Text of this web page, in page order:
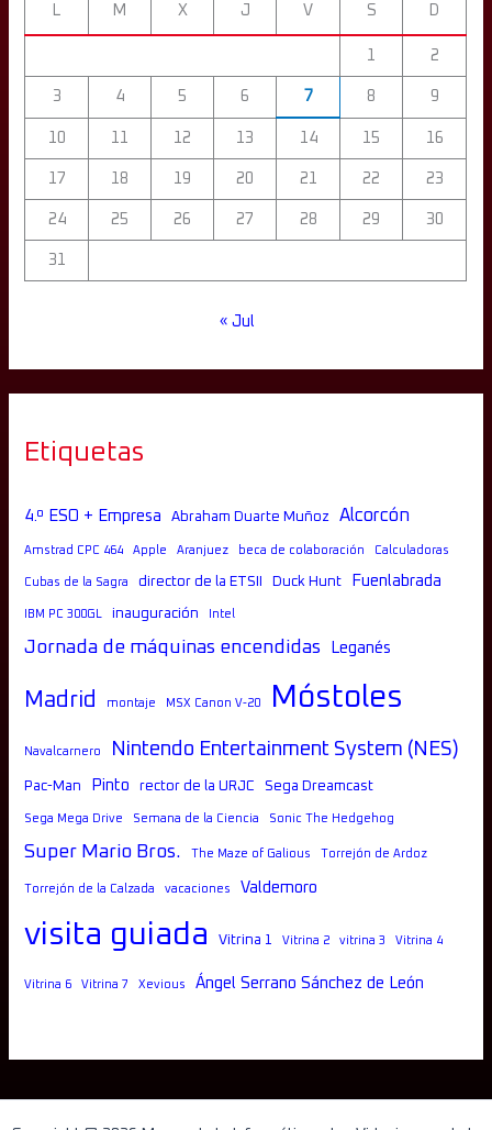
M X J V S D
2
3 4 5 6 7 8 9
10 12 13 14 15 16
17 18 19 20 21 22 23
24 25 26 27 28 29 30
31
« Jul
Etiquetas
4.º ESO + Empresa Abraham Duarte Muñoz Alcorcón
Amstrad CPC 464 Apple Aranjuez beca de colaboración Calculadoras
Cubas de la Sagra director de la ETSII Duck Hunt Fuenlabrada
IBM PC 300GL inauguración Intel
Jornada de máquinas encendidas Leganés
Madrid montaje MSX Canon V-20 Móstoles
Navalcarnero Nintendo Entertainment System (NES)
Pac-Man Pinto rector de la URJC Sega Dreamcast
Sega Mega Drive Semana de la Ciencia Sonic The Hedgehog
Super Mario Bros. The Maze of Galious Torrejón de Ardoz
Torrejón de la Calzada vacaciones Valdemoro
visita guiada Vitrina 1 Vitrina 2 vitrina 3 Vitrina 4
Vitrina 6 Vitrina 7 Xevious Ángel Serrano Sánchez de León